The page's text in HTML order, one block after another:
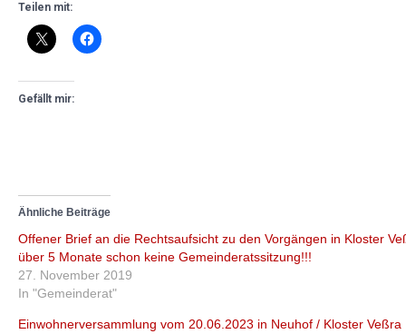
Teilen mit:
Gefällt mir:
Ähnliche Beiträge
Offener Brief an die Rechtsaufsicht zu den Vorgängen in Kloster
über 5 Monate schon keine Gemeinderatssitzung!!!
27. November 2019
In "Gemeinderat"
Einwohnerversammlung vom 20.06.2023 in Neuhof / Kloster Veßra